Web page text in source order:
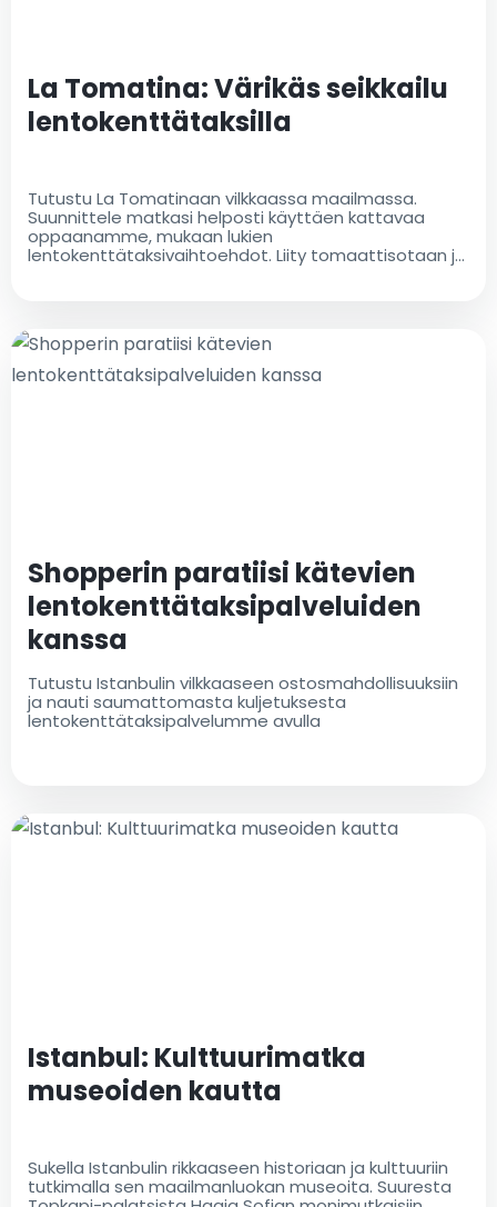
La Tomatina: Värikäs seikkailu
lentokenttätaksilla
Tutustu La Tomatinaan vilkkaassa maailmassa.
Suunnittele matkasi helposti käyttäen kattavaa
oppaanamme, mukaan lukien
lentokenttätaksivaihtoehdot. Liity tomaattisotaan ja
Shopperin paratiisi kätevien
lentokenttätaksipalveluiden
kanssa
Tutustu Istanbulin vilkkaaseen ostosmahdollisuuksiin
ja nauti saumattomasta kuljetuksesta
lentokenttätaksipalvelumme avulla
Istanbul: Kulttuurimatka
museoiden kautta
Sukella Istanbulin rikkaaseen historiaan ja kulttuuriin
tutkimalla sen maailmanluokan museoita. Suuresta